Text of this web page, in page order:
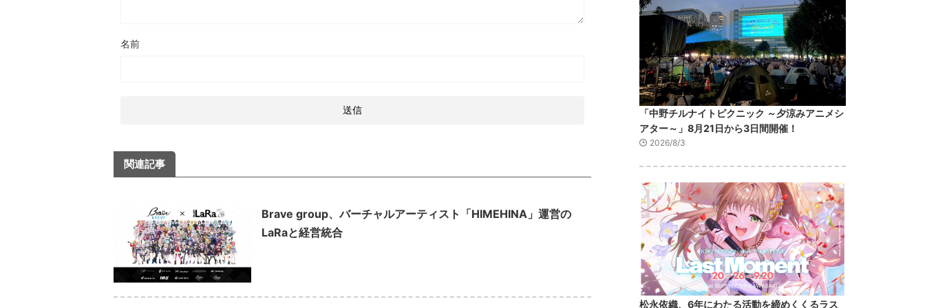
名前
関連記事
Brave group、バーチャルアーティスト「HIMEHINA」運営の
LaRaと経営統合
「中野チルナイトピクニック ～夕涼みアニメシ
アター～」8月21日から3日間開催！
2026/8/3
松永依織、6年にわたる活動を締めくくるラス